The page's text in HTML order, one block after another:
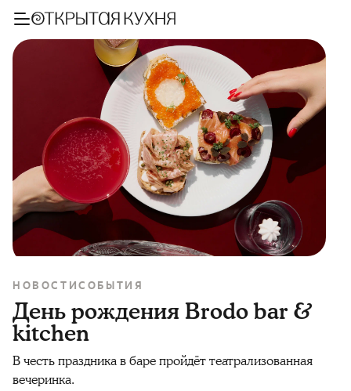
НОВОСТИСОБЫТИЯ
День рождения Brodo bar &
kitchen
В честь праздника в баре пройдёт театрализованная
вечеринка.